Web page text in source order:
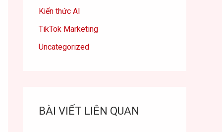
Kiến thức AI
TikTok Marketing
Uncategorized
BÀI VIẾT LIÊN QUAN